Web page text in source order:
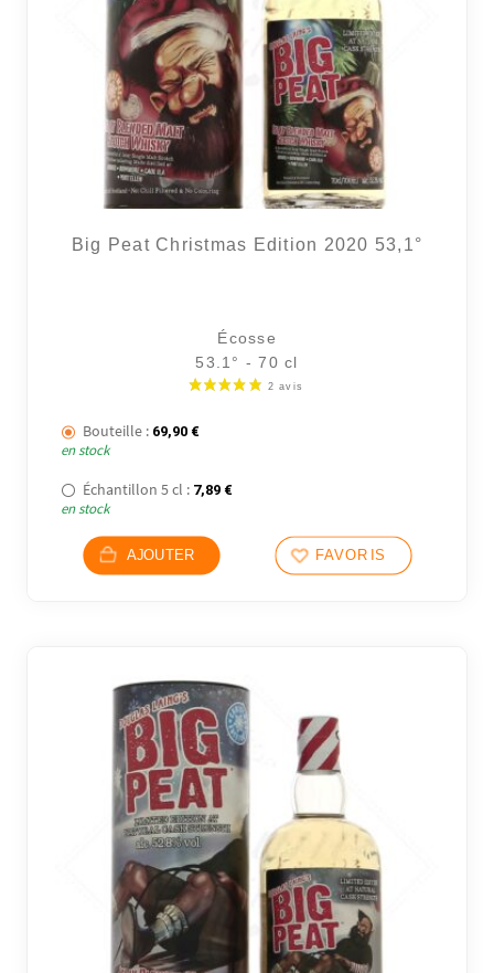
Big Peat Christmas Edition 2020 53,1°
Écosse
53.1° - 70 cl
Bouteille : 69,90 €
en stock
Échantillon 5 cl : 7,89 €
en stock
AJOUTER FAVORIS